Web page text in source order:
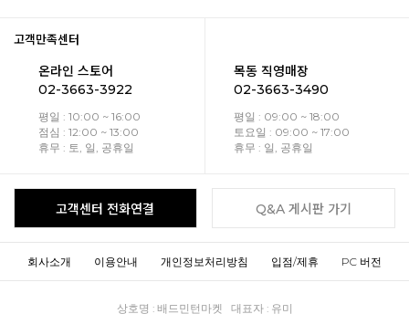
고객만족센터
온라인 스토어
02-3663-3922
평일 : 10:00 ~ 16:00
점심 : 12:00 ~ 13:00
휴무 : 토, 일, 공휴일
목동 직영매장
02-3663-3490
평일 : 09:00 ~ 18:00
토요일 : 09:00 ~ 17:00
휴무 : 일, 공휴일
고객센터 전화연결 Q&A 게시판 가기
회사소개 이용안내 개인정보처리방침 입점/제휴 PC 버전
상호명 : 배드민턴마켓 대표자 : 유미